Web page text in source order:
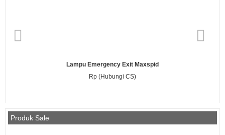
Lampu Emergency Exit Maxspid
Rp (Hubungi CS)
Produk Sale